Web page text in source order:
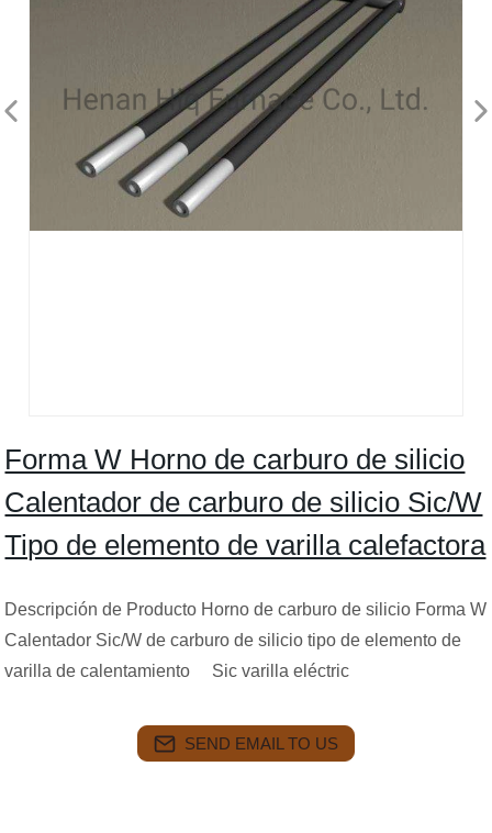
Forma W Horno de carburo de silicio
Calentador de carburo de silicio Sic/W
Tipo de elemento de varilla calefactora
Descripción de Producto Horno de carburo de silicio Forma W
Calentador Sic/W de carburo de silicio tipo de elemento de
varilla de calentamiento Sic varilla eléctric
SEND EMAIL TO US